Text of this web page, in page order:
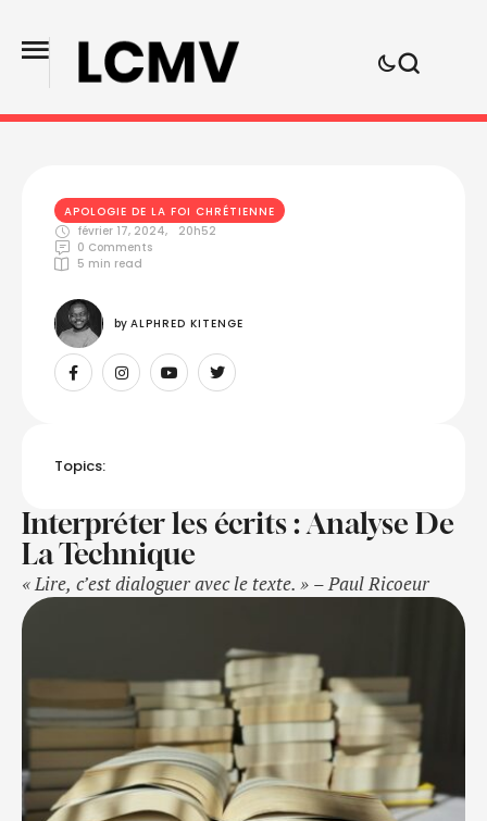
APOLOGIE DE LA FOI CHRÉTIENNE
février 17, 2024,
20h52
0 Comments
5 min read
by ALPHRED KITENGE
Topics:
Interpréter les écrits : Analyse De
La Technique
« Lire, c’est dialoguer avec le texte. » – Paul Ricoeur